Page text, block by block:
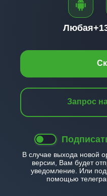
Запрос
В случае выхода новой
версии, Вам будет
уведомление. Или
помощью
Любая+